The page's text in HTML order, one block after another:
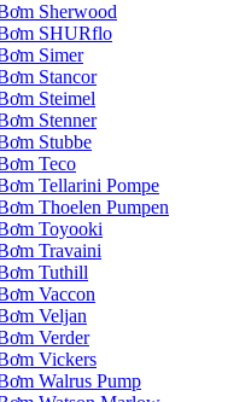
Sherwood
SHURflo
Simer
Stancor
Steimel
Stenner
Stubbe
Teco
Tellarini Pompe
Thoelen Pumpen
Toyooki
Travaini
Tuthill
Vaccon
Veljan
Verder
Vickers
Walrus Pump